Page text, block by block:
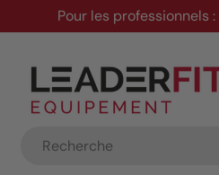
Aller au contenu
Pour les professionnels :